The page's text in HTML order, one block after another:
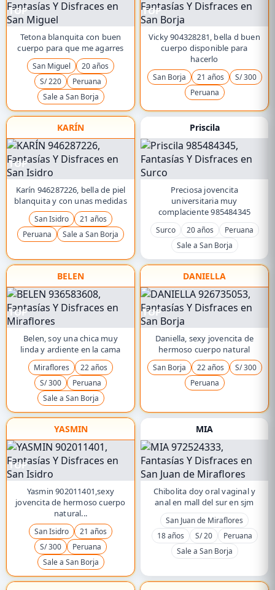
TOP
Tetona blanquita con buen
cuerpo para que me agarres
San Miguel
20 años
S/ 220
Peruana
Sale a San Borja
TOP
Vicky 904328281, bella d buen
cuerpo disponible para
hacerlo
San Borja 21 años
S/ 300
Peruana
KARÍN
TOP
Karín 946287226, bella de piel
blanquita y con unas medidas
San Isidro
21 años
Peruana
Sale a San Borja
Priscila
Preciosa jovencita
universitaria muy
complaciente 985484345
Surco 20 años
Peruana
Sale a San Borja
BELEN
TOP
Belen, soy una chica muy
linda y ardiente en la cama
Miraflores
22 años
S/ 300
Peruana
Sale a San Borja
DANIELLA
TOP
Daniella, sexy jovencita de
hermoso cuerpo natural
San Borja 22 años
S/ 300
Peruana
YASMIN
TOP
Yasmin 902011401,sexy
jovencita de hermoso cuerpo
natural...
San Isidro
21 años
S/ 300
Peruana
Sale a San Borja
MIA
Chibolita doy oral vaginal y
anal en mall del sur en sjm
San Juan de Miraflores
18 años
S/ 20
Peruana
Sale a San Borja